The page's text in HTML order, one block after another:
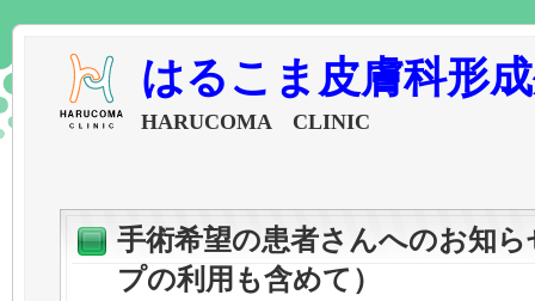
はるこま皮膚科形
HARUCOMA CLINIC
手術希望の患者さんへのお知
プの利用も含めて）